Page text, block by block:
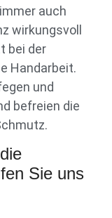
auch
wirkungsvoll
bei der
Handarbeit.
und
befreien die
Sie uns